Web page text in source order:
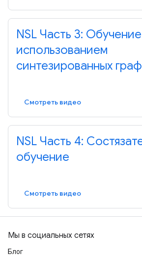
NSL Часть 3:
использованием
синтезированных
Смотреть видео
NSL Часть 4:
обучение
Смотреть видео
Мы в социальных сетях
Блог